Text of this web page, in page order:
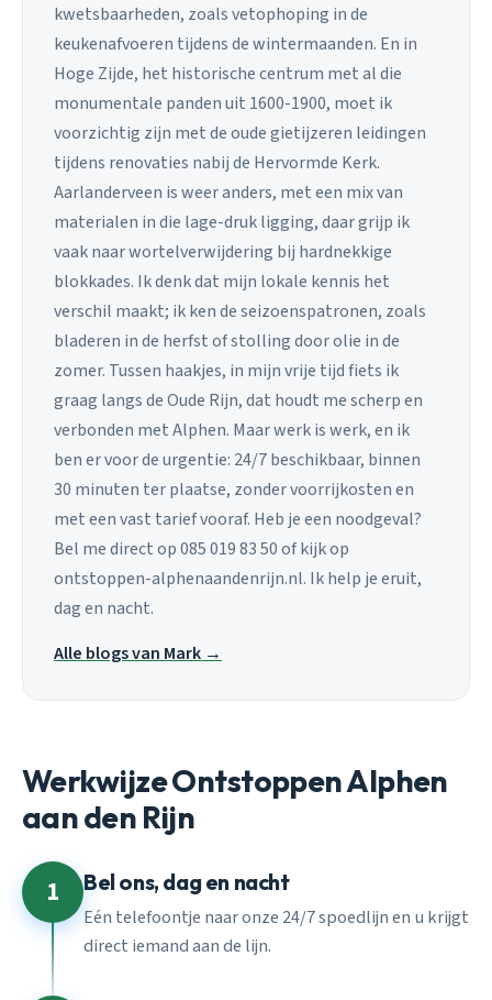
kwetsbaarheden, zoals vetophoping in de
keukenafvoeren tijdens de wintermaanden. En in
Hoge Zijde, het historische centrum met al die
monumentale panden uit 1600-1900, moet ik
voorzichtig zijn met de oude gietijzeren leidingen
tijdens renovaties nabij de Hervormde Kerk.
Aarlanderveen is weer anders, met een mix van
materialen in die lage-druk ligging, daar grijp ik
vaak naar wortelverwijdering bij hardnekkige
blokkades. Ik denk dat mijn lokale kennis het
verschil maakt; ik ken de seizoenspatronen, zoals
bladeren in de herfst of stolling door olie in de
zomer. Tussen haakjes, in mijn vrije tijd fiets ik
graag langs de Oude Rijn, dat houdt me scherp en
verbonden met Alphen. Maar werk is werk, en ik
ben er voor de urgentie: 24/7 beschikbaar, binnen
30 minuten ter plaatse, zonder voorrijkosten en
met een vast tarief vooraf. Heb je een noodgeval?
Bel me direct op 085 019 83 50 of kijk op
ontstoppen-alphenaandenrijn.nl. Ik help je eruit,
dag en nacht.
Alle blogs van Mark →
Werkwijze Ontstoppen Alphen
aan den Rijn
1 Bel ons, dag en nacht
Eén telefoontje naar onze 24/7 spoedlijn en u krijgt
direct iemand aan de lijn.